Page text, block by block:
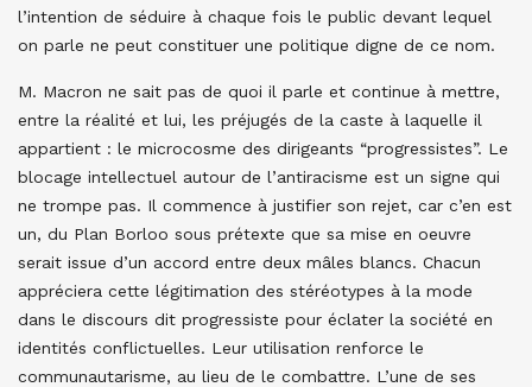
l’intention de séduire à chaque fois le public devant lequel
on parle ne peut constituer une politique digne de ce nom.
M. Macron ne sait pas de quoi il parle et continue à mettre,
entre la réalité et lui, les préjugés de la caste à laquelle il
appartient : le microcosme des dirigeants “progressistes”. Le
blocage intellectuel autour de l’antiracisme est un signe qui
ne trompe pas. Il commence à justifier son rejet, car c’en est
un, du Plan Borloo sous prétexte que sa mise en oeuvre
serait issue d’un accord entre deux mâles blancs. Chacun
appréciera cette légitimation des stéréotypes à la mode
dans le discours dit progressiste pour éclater la société en
identités conflictuelles. Leur utilisation renforce le
communautarisme, au lieu de le combattre. L’une de ses